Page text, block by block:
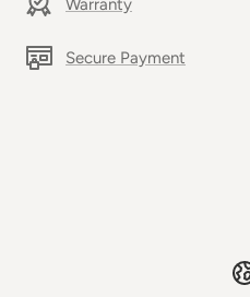
Secure Payment